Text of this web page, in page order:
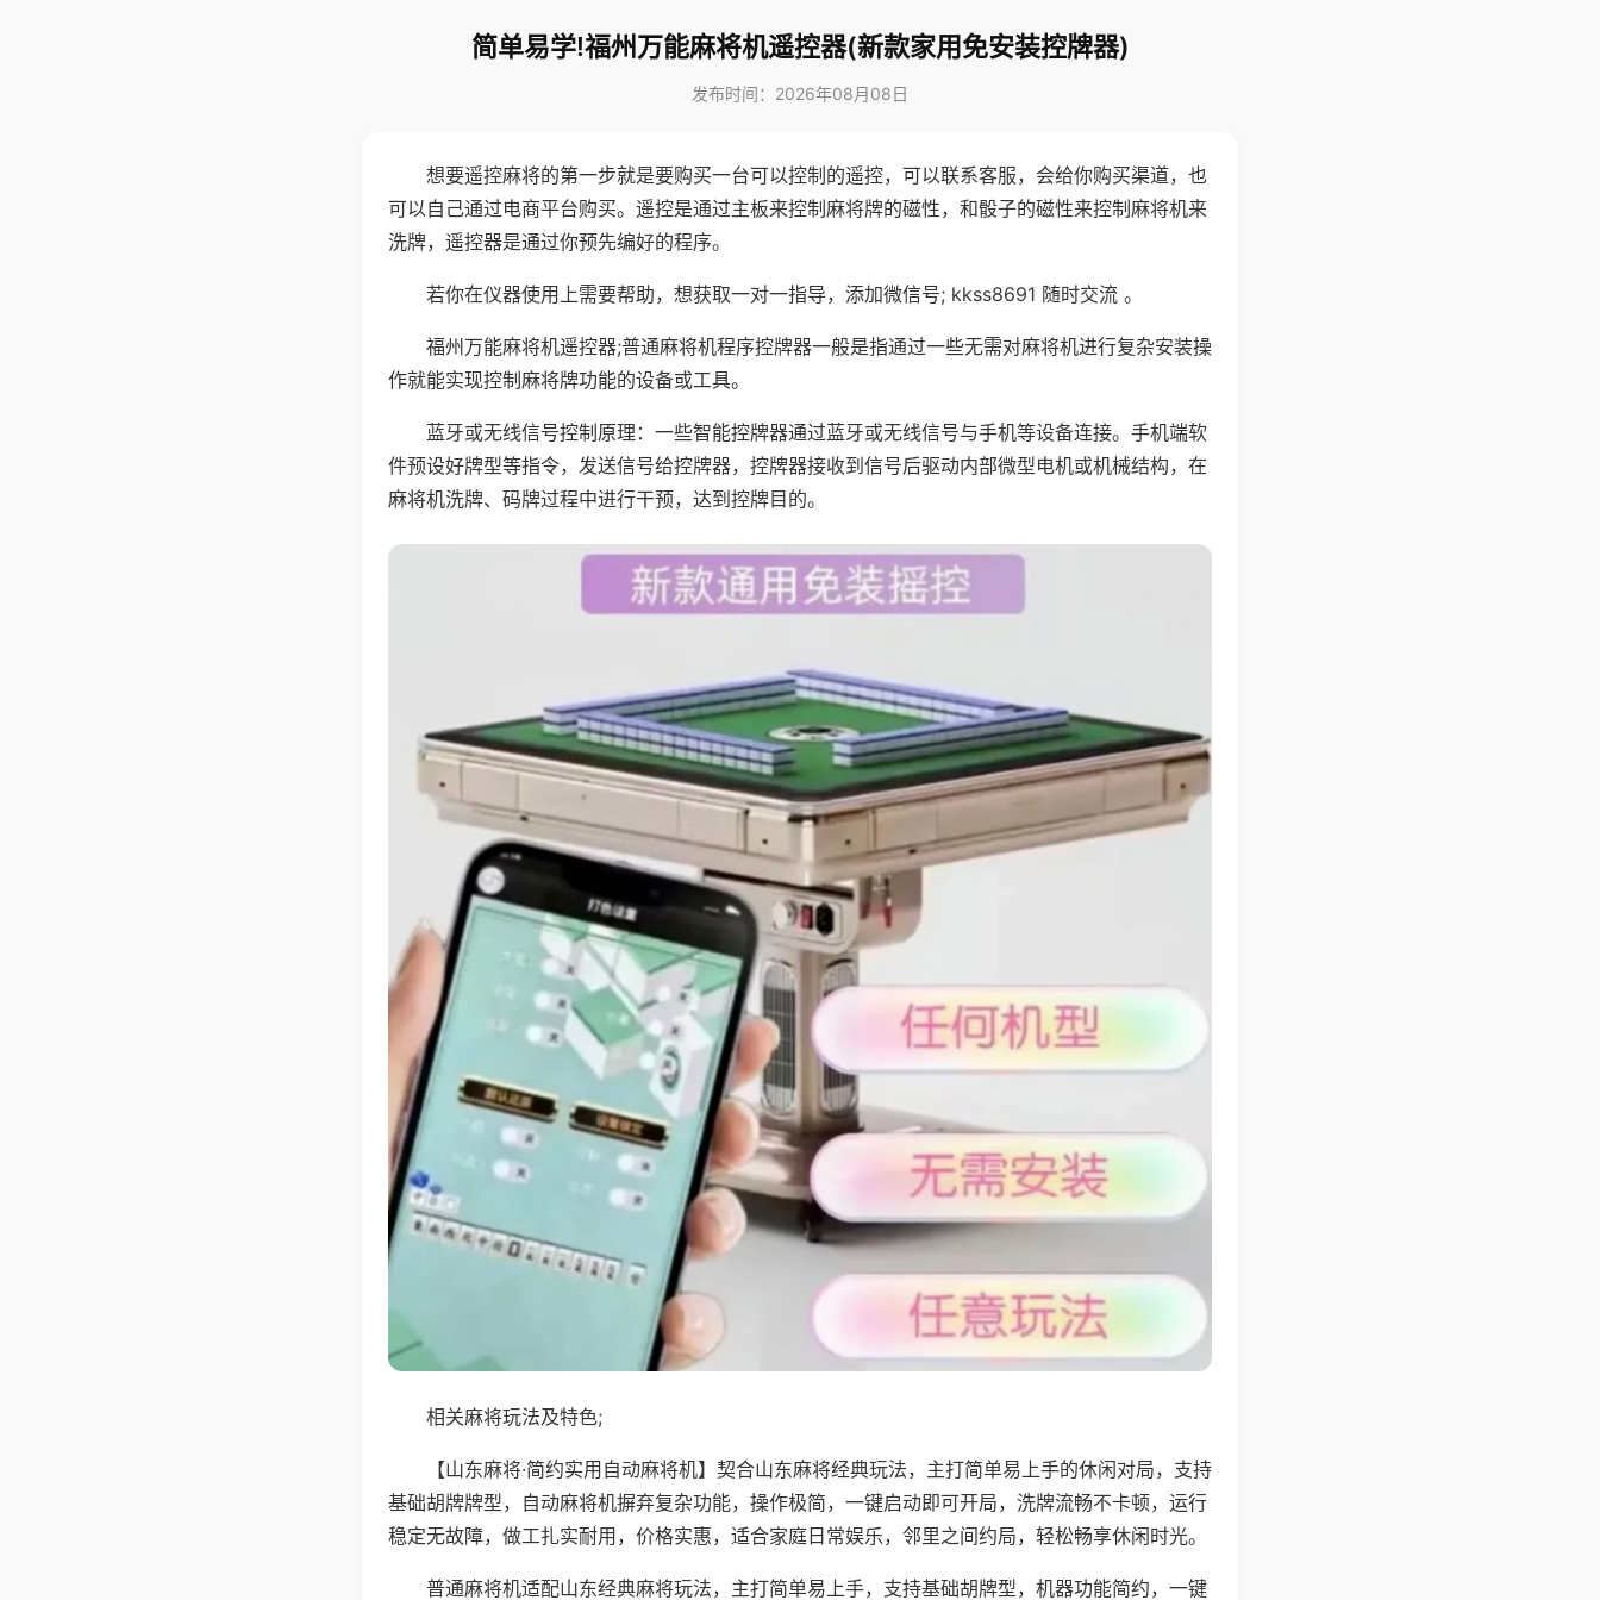
简单易学!福州万能麻将机遥控器(新款家用免安装控牌器)
发布时间：2026年08月08日
想要遥控麻将的第一步就是要购买一台可以控制的遥控，可以联系客服，会给你购买渠道，也
可以自己通过电商平台购买。遥控是通过主板来控制麻将牌的磁性，和骰子的磁性来控制麻将机来
洗牌，遥控器是通过你预先编好的程序。
若你在仪器使用上需要帮助，想获取一对一指导，添加微信号; kkss8691 随时交流 。
福州万能麻将机遥控器;普通麻将机程序控牌器一般是指通过一些无需对麻将机进行复杂安装操
作就能实现控制麻将牌功能的设备或工具。
蓝牙或无线信号控制原理：一些智能控牌器通过蓝牙或无线信号与手机等设备连接。手机端软
件预设好牌型等指令，发送信号给控牌器，控牌器接收到信号后驱动内部微型电机或机械结构，在
麻将机洗牌、码牌过程中进行干预，达到控牌目的。
相关麻将玩法及特色;
【山东麻将·简约实用自动麻将机】契合山东麻将经典玩法，主打简单易上手的休闲对局，支持
基础胡牌牌型，自动麻将机摒弃复杂功能，操作极简，一键启动即可开局，洗牌流畅不卡顿，运行
稳定无故障，做工扎实耐用，价格实惠，适合家庭日常娱乐，邻里之间约局，轻松畅享休闲时光。
普通麻将机适配山东经典麻将玩法，主打简单易上手，支持基础胡牌型，机器功能简约，一键